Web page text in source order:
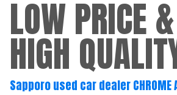
LOW PRICE &
HIGH
Sapporo used car dealer CHROME